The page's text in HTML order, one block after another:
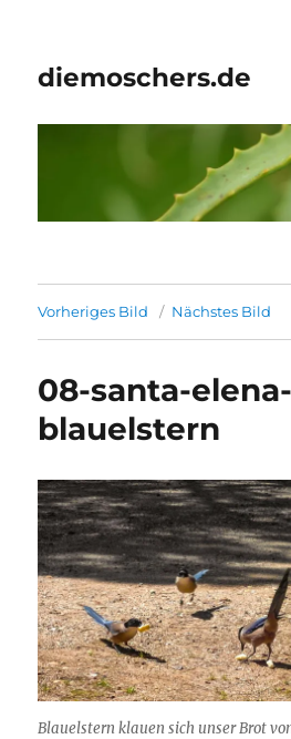
diemoschers.de
Vorheriges Bild Nächstes Bild
08-santa-elena-
blauelstern
Blauelstern klauen sich unser Brot